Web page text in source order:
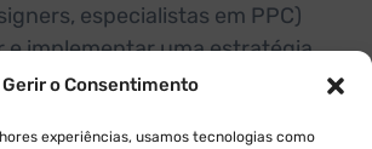
Gerir o Consentimento
experiências, usamos tecnologias como
especialistas em PPC)
e implementar uma estratégia
a sua empresa, alimentando